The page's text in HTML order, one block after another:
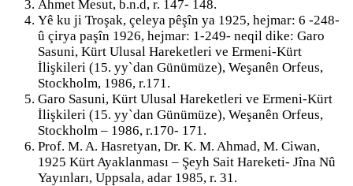
Ahmet Mesut, b.n.d, r. 147- 148.
Yê ku ji Troşak, çeleya pêşîn ya 1925, hejmar: 6 -248-
û çirya paşîn 1926, hejmar: 1-249- neqil dike: Garo
Sasuni, Kürt Ulusal Hareketleri ve Ermeni-Kürt
İlişkileri (15. yy`dan Günümüze), Weşanên Orfeus,
Stockholm, 1986, r.171.
Garo Sasuni, Kürt Ulusal Hareketleri ve Ermeni-Kürt
İlişkileri (15. yy`dan Günümüze), Weşanên Orfeus,
Stockholm – 1986, r.170- 171.
Prof. M. A. Hasretyan, Dr. K. M. Ahmad, M. Ciwan,
1925 Kürt Ayaklanması – Şeyh Sait Hareketi- Jîna Nû
Yayınları, Uppsala, adar 1985, r. 31.